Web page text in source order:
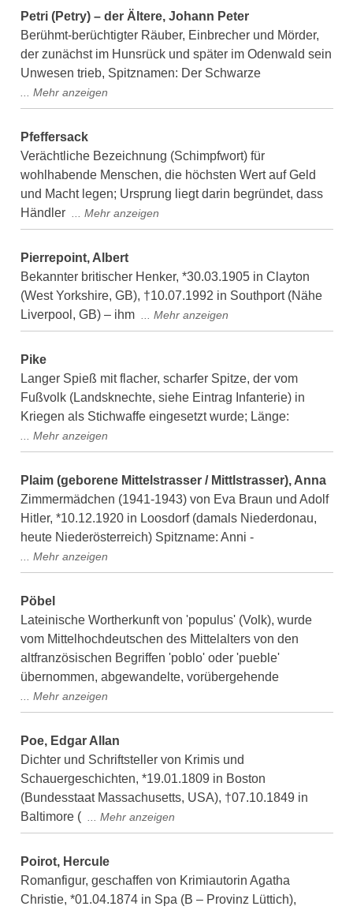
Petri (Petry) – der Ältere, Johann Peter
Berühmt-berüchtigter Räuber, Einbrecher und Mörder,
der zunächst im Hunsrück und später im Odenwald sein
Unwesen trieb, Spitznamen: Der Schwarze
Pfeffersack
Verächtliche Bezeichnung (Schimpfwort) für
wohlhabende Menschen, die höchsten Wert auf Geld
und Macht legen; Ursprung liegt darin begründet, dass
Händler
Pierrepoint, Albert
Bekannter britischer Henker, *30.03.1905 in Clayton
(West Yorkshire, GB), †10.07.1992 in Southport (Nähe
Liverpool, GB) – ihm
Pike
Langer Spieß mit flacher, scharfer Spitze, der vom
Fußvolk (Landsknechte, siehe Eintrag Infanterie) in
Kriegen als Stichwaffe eingesetzt wurde; Länge:
Plaim (geborene Mittelstrasser / Mittlstrasser), Anna
Zimmermädchen (1941-1943) von Eva Braun und Adolf
Hitler, *10.12.1920 in Loosdorf (damals Niederdonau,
heute Niederösterreich) Spitzname: Anni -
Pöbel
Lateinische Wortherkunft von 'populus' (Volk), wurde
vom Mittelhochdeutschen des Mittelalters von den
altfranzösischen Begriffen 'poblo' oder 'pueble'
übernommen, abgewandelte, vorübergehende
Poe, Edgar Allan
Dichter und Schriftsteller von Krimis und
Schauergeschichten, *19.01.1809 in Boston
(Bundesstaat Massachusetts, USA), †07.10.1849 in
Baltimore (
Poirot, Hercule
Romanfigur, geschaffen von Krimiautorin Agatha
Christie, *01.04.1874 in Spa (B – Provinz Lüttich),